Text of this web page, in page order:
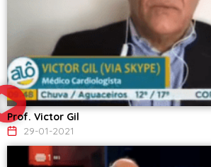
Prof. Victor Gil
29-01-2021